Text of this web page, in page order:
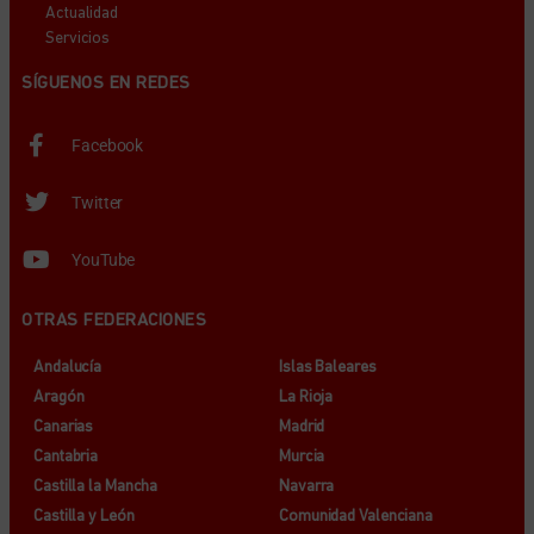
Actualidad
Servicios
SÍGUENOS EN REDES
Facebook
Twitter
YouTube
OTRAS FEDERACIONES
Andalucía
Aragón
Canarias
Cantabria
Castilla la Mancha
Castilla y León
Islas Baleares
La Rioja
Madrid
Murcia
Navarra
Comunidad Valenciana